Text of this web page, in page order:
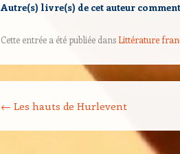
Autre(s) livre(s) de cet auteur
Cette entrée a été publiée dansLittérature
← Les hauts de Hurlevent